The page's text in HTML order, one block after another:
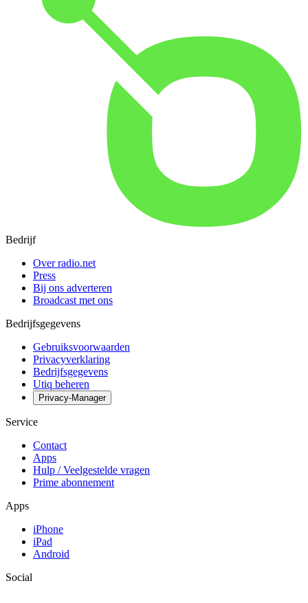
Bedrijf
Over radio.net
Press
Bij ons adverteren
Broadcast met ons
Bedrijfsgegevens
Gebruiksvoorwaarden
Privacyverklaring
Bedrijfsgegevens
Utiq beheren
Privacy-Manager
Service
Contact
Apps
Hulp / Veelgestelde vragen
Prime abonnement
Apps
iPhone
iPad
Android
Social